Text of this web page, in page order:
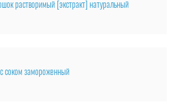
растворимый [экстракт] натуральный
соком замороженный